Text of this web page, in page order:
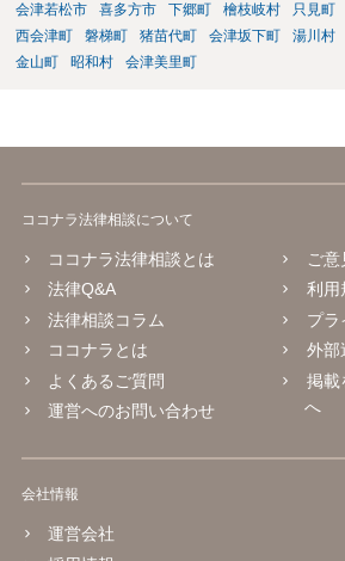
会津若松市
喜多方市 下郷町 檜枝岐村 只見町
西会津町
磐梯町 猪苗代町 会津坂下町 湯川村
金山町
昭和村 会津美里町
ココナラ法律相談について
ココナラ法律相談とは
法律Q&A
法律相談コラム
ココナラとは
よくあるご質問
運営へのお問い合わせ
ご
利用
プラ
外部
掲載
へ
会社情報
運営会社